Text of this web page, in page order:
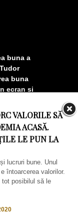
VALORILE SĂ
ACASĂ.
LE PUN LA
lucruri bune. Unul
întoarcerea valorilor.
posibilul să le
buna a
buna
ecran si
mașină
cel mai
Puchenii
profitul.